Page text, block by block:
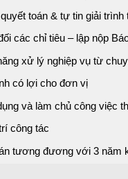
quyết toán & tự tin giải
các chỉ tiêu – lập nộp
xử lý nghiệp vụ từ
có lợi cho đơn vị
và làm chủ công việc
công tác
tương đương với 3 năm